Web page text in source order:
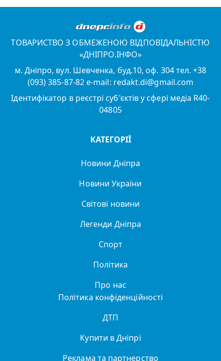
ТОВАРИСТВО З ОБМЕЖЕНОЮ ВІДПОВІДАЛЬНІСТЮ
«ДНІПРО.ІНФО»
м. Дніпро, вул. Шевченка, буд.10, оф. 304 тел. +38
(093) 385-87-82 e-mail: redakt.di@gmail.com
Ідентифікатор в реєстрі суб'єктів у сфері медіа R40-
04805
КАТЕГОРІЇ
Новини Дніпра
Новини України
Світові новини
Легенди Дніпра
Спорт
Політика
Про нас
Політика конфіденційності
ДТП
Купити в Дніпрі
Реклама та партнерство